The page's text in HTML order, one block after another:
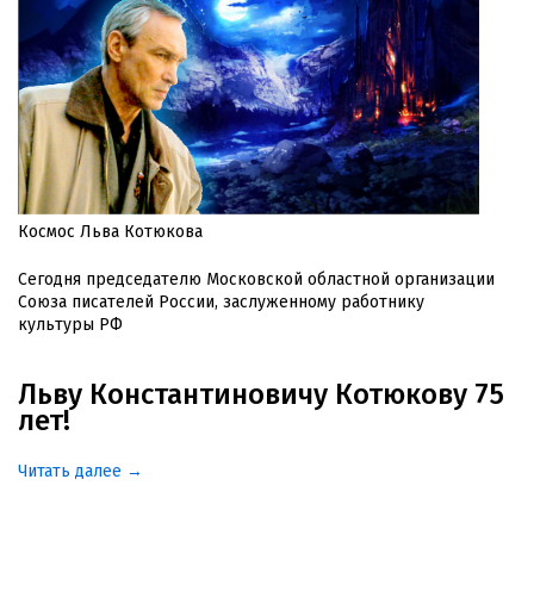
Космос Льва Котюкова
Сегодня председателю Московской областной организации
Союза писателей России, заслуженному работнику
культуры РФ
Льву Константиновичу Котюкову 75
лет!
Читать далее →